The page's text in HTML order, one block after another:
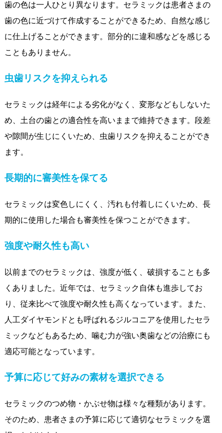
歯の色は一人ひとり異なります。セラミックは患者さまの
歯の色に近づけて作成することができるため、自然な感じ
に仕上げることができます。部分的に違和感などを感じる
こともありません。
虫歯リスクを抑えられる
セラミックは経年による劣化がなく、変形などもしないた
め、土台の歯との適合性を高いままで維持できます。段差
や隙間が生じにくいため、虫歯リスクを抑えることができ
ます。
長期的に審美性を保てる
セラミックは変色しにくく、汚れも付着しにくいため、長
期的に使用した場合も審美性を保つことができます。
強度や耐久性も高い
以前までのセラミックは、強度が低く、破損することも多
くありました。近年では、セラミック自体も進歩してお
り、従来比べて強度や耐久性も高くなっています。また、
人工ダイヤモンドとも呼ばれるジルコニアを使用したセラ
ミックなどもあるため、噛む力が強い奥歯などの治療にも
適応可能となっています。
予算に応じて好みの素材を選択できる
セラミックのつめ物・かぶせ物は様々な種類があります。
そのため、患者さまの予算に応じて適切なセラミックを選